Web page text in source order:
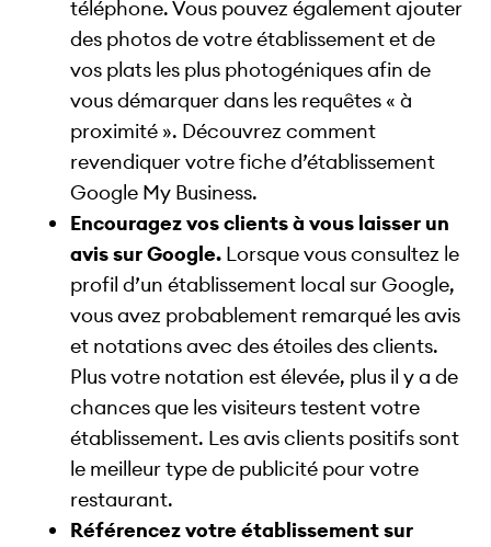
téléphone. Vous pouvez également ajouter
des photos de votre établissement et de
vos plats les plus photogéniques afin de
vous démarquer dans les requêtes « à
proximité ». Découvrez comment
revendiquer votre fiche d’établissement
Google My Business.
Encouragez vos clients à vous laisser un
avis sur Google. Lorsque vous consultez le
profil d’un établissement local sur Google,
vous avez probablement remarqué les avis
et notations avec des étoiles des clients.
Plus votre notation est élevée, plus il y a de
chances que les visiteurs testent votre
établissement. Les avis clients positifs sont
le meilleur type de publicité pour votre
restaurant.
Référencez votre établissement sur